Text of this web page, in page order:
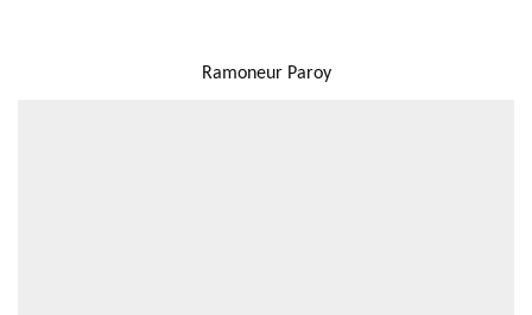
Ramoneur Paroy